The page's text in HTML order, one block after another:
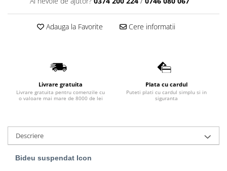
Lavoare freestanding
Lavoare pe mobilier
Lavoare suspendate,semipiedestal
Bideuri suspendate
Vase WC
Vase WC stative
Adauga la Favorite Cere informatii
Livrare gratuita
Livrare gratuita pentru comenzile cu
o valoare mai mare de 8000 de lei
Plata cu cardul
Puteti plati cu cardul simplu si in
siguranta
Descriere
Bideu suspendat Icon